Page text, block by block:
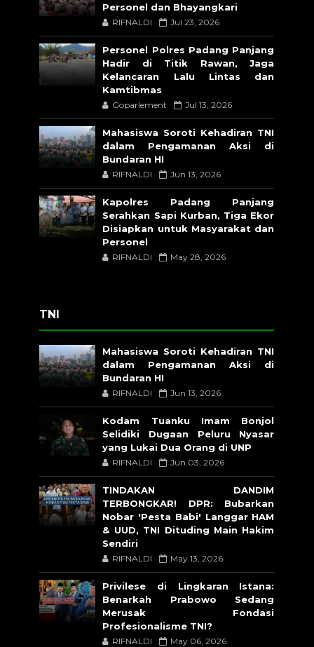
Personel dan Bhayangkari
RIFNALDI Jul 23, 2026
Personel Polres Padang Panjang
Hadir di Titik Rawan, Jaga
Kelancaran Lalu Lintas dan
Kamtibmas
Goparlement Jul 13, 2026
Mahasiswa Soroti Kehadiran TNI
dalam Pengamanan Aksi di
Bundaran HI
RIFNALDI Jun 13, 2026
Kapolres Padang Panjang
Serahkan Sapi Kurban, Tiga Ekor
Disiapkan untuk Masyarakat dan
Personel
RIFNALDI May 28, 2026
TNI
Mahasiswa Soroti Kehadiran TNI
dalam Pengamanan Aksi di
Bundaran HI
RIFNALDI Jun 13, 2026
Kodam Tuanku Imam Bonjol
Selidiki Dugaan Peluru Nyasar
yang Lukai Dua Orang di UNP
RIFNALDI Jun 03, 2026
TINDAKAN DANDIM
TERBONGKAR! DPR: Bubarkan
Nobar 'Pesta Babi' Langgar HAM
& UUD, TNI Dituding Main Hakim
Sendiri
RIFNALDI May 13, 2026
Privilese di Lingkaran Istana:
Benarkah Prabowo Sedang
Merusak Fondasi
Profesionalisme TNI?
RIFNALDI May 06, 2026